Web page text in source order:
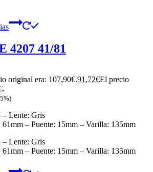
4207 41/81
original era: 107,90€.91,72€El precio
Lente: Gris
– Puente: 15mm – Varilla: 135mm
Lente: Gris
– Puente: 15mm – Varilla: 135mm